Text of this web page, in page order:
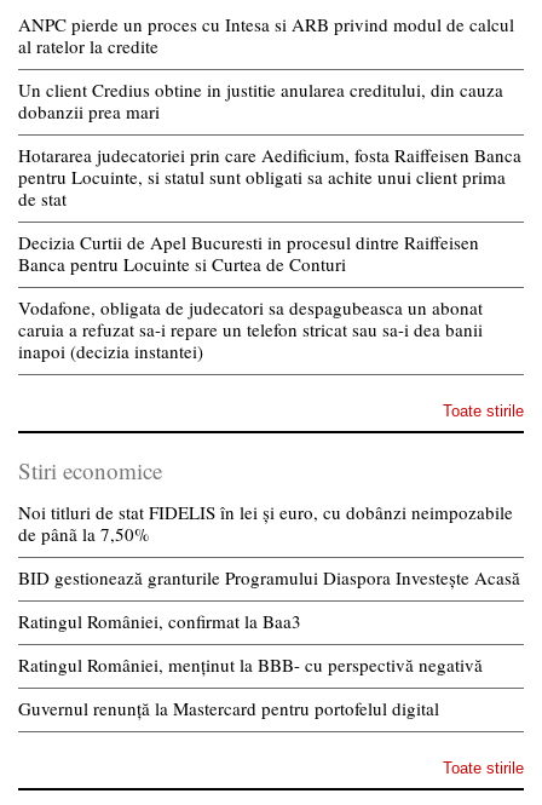
ANPC pierde un proces cu Intesa si ARB privind modul de calcul
al ratelor la credite
Un client Credius obtine in justitie anularea creditului, din cauza
dobanzii prea mari
Hotararea judecatoriei prin care Aedificium, fosta Raiffeisen Banca
pentru Locuinte, si statul sunt obligati sa achite unui client prima
de stat
Decizia Curtii de Apel Bucuresti in procesul dintre Raiffeisen
Banca pentru Locuinte si Curtea de Conturi
Vodafone, obligata de judecatori sa despagubeasca un abonat
caruia a refuzat sa-i repare un telefon stricat sau sa-i dea banii
inapoi (decizia instantei)
Toate stirile
Stiri economice
Noi titluri de stat FIDELIS în lei și euro, cu dobânzi neimpozabile
de pânã la 7,50%
BID gestionează granturile Programului Diaspora Investește Acasă
Ratingul României, confirmat la Baa3
Ratingul României, menținut la BBB- cu perspectivă negativă
Guvernul renunță la Mastercard pentru portofelul digital
Toate stirile